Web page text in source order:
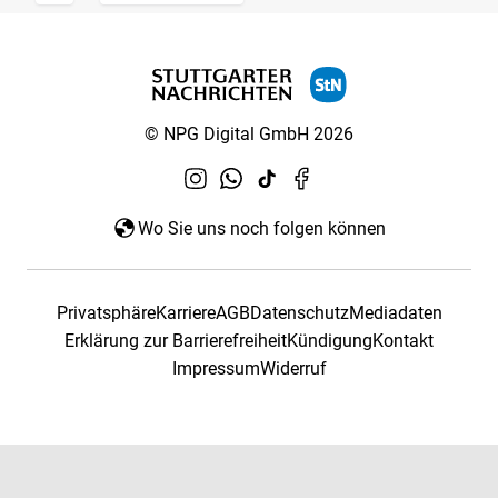
© NPG Digital GmbH 2026
Wo Sie uns noch folgen können
PrivatsphäreKarriereAGBDatenschutzMediadaten
Erklärung zur BarrierefreiheitKündigungKontakt
ImpressumWiderruf